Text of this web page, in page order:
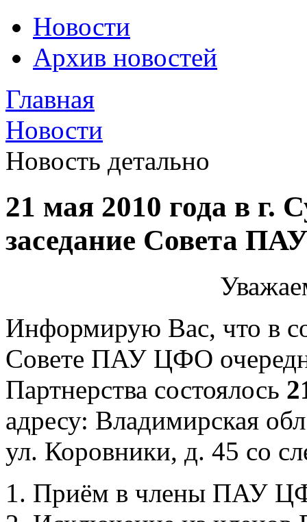
Новости
Архив новостей
Главная
Новости
Новость детально
21 мая 2010 года в г.
заседание Совета
Информирую Вас, что в
Совете ПАУ ЦФО
Партнерства состоялось
адресу: Владимирская
ул. Коровники, д. 45 со
Приём в члены ПАУ